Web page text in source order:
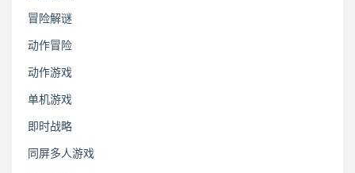
冒险解谜
动作冒险
动作游戏
单机游戏
即时战略
同屏多人游戏